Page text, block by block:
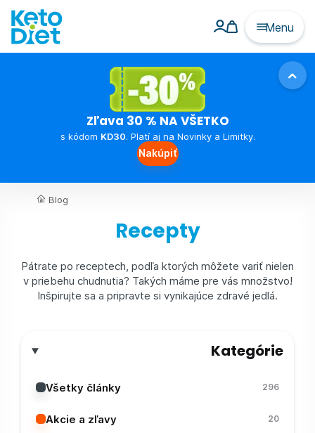
Menu
Zľava 30 % NA VŠETKO
s kódom KD30. Platí aj na Novinky a Limitky.
Nakúpiť
Blog
Recepty
Pátrate po receptech, podľa ktorých môžete variť nielen
v priebehu chudnutia? Takých máme pre vás množstvo!
Inšpirujte sa a pripravte si vynikajúce zdravé jedlá.
Kategórie
Všetky články 296
Akcie a zľavy 20